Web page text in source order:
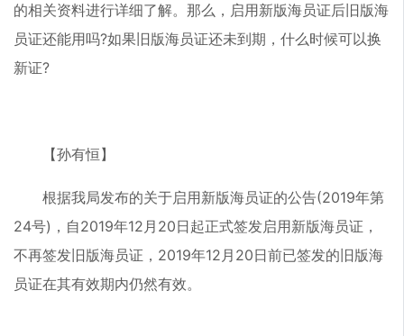
的相关资料进行详细了解。那么，启用新版海员证后旧版海
员证还能用吗?如果旧版海员证还未到期，什么时候可以换
新证?
【孙有恒】
根据我局发布的关于启用新版海员证的公告(2019年第
24号)，自2019年12月20日起正式签发启用新版海员证，
不再签发旧版海员证，2019年12月20日前已签发的旧版海
员证在其有效期内仍然有效。